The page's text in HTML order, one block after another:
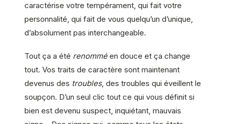
caractérise votre tempérament, qui fait votre
personnalité, qui fait de vous quelqu’un d’unique,
d’absolument pas interchangeable.
Tout ça a été renomméen douce et ça change
tout. Vos traits de caractère sont maintenant
devenus des troubles, des troubles qui éveillent le
soupçon. D’un seul clic tout ce qui vous définit si
bien est devenu suspect, inquiétant, mauvais